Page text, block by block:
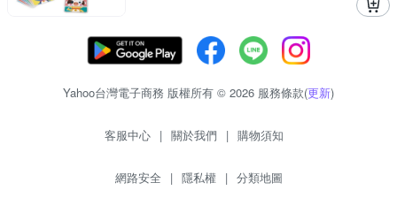
Yahoo台灣電子商務 版權所有 © 2026 服務條款(更新)
客服中心 | 關於我們 | 購物須知
網路安全 | 隱私權 | 分類地圖